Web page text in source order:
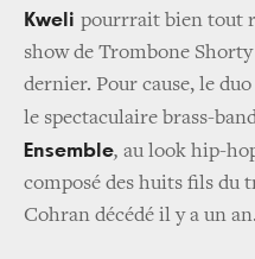
Kweli pourrrait bien tout
show de Trombone
dernier. Pour cause, le
le spectaculaire brass-
Ensemble, au look hip-
composé des huits fils du
Cohran décédé il y a un an.